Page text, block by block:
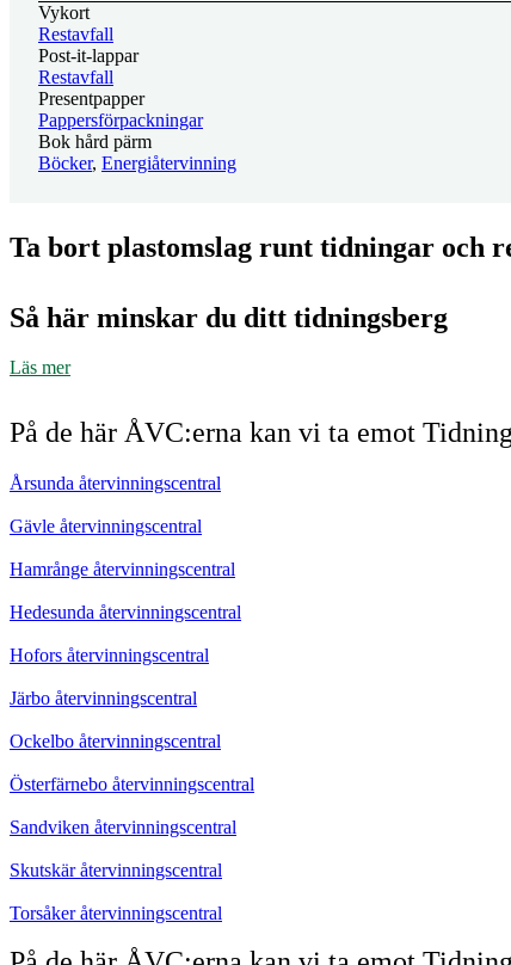
Vykort
Restavfall
Post-it-lappar
Restavfall
Presentpapper
Pappersförpackningar
Bok hård pärm
Böcker, Energiåtervinning
Ta bort plastomslag runt tidningar och
Så här minskar du ditt tidningsberg
Läs mer
På de här ÅVC:erna kan vi ta emot
Årsunda återvinningscentral
Gävle återvinningscentral
Hamrånge återvinningscentral
Hedesunda återvinningscentral
Hofors återvinningscentral
Järbo återvinningscentral
Ockelbo återvinningscentral
Österfärnebo återvinningscentral
Sandviken återvinningscentral
Skutskär återvinningscentral
Torsåker återvinningscentral